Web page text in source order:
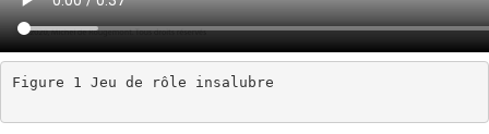
Figure 1 Jeu de rôle insalubre